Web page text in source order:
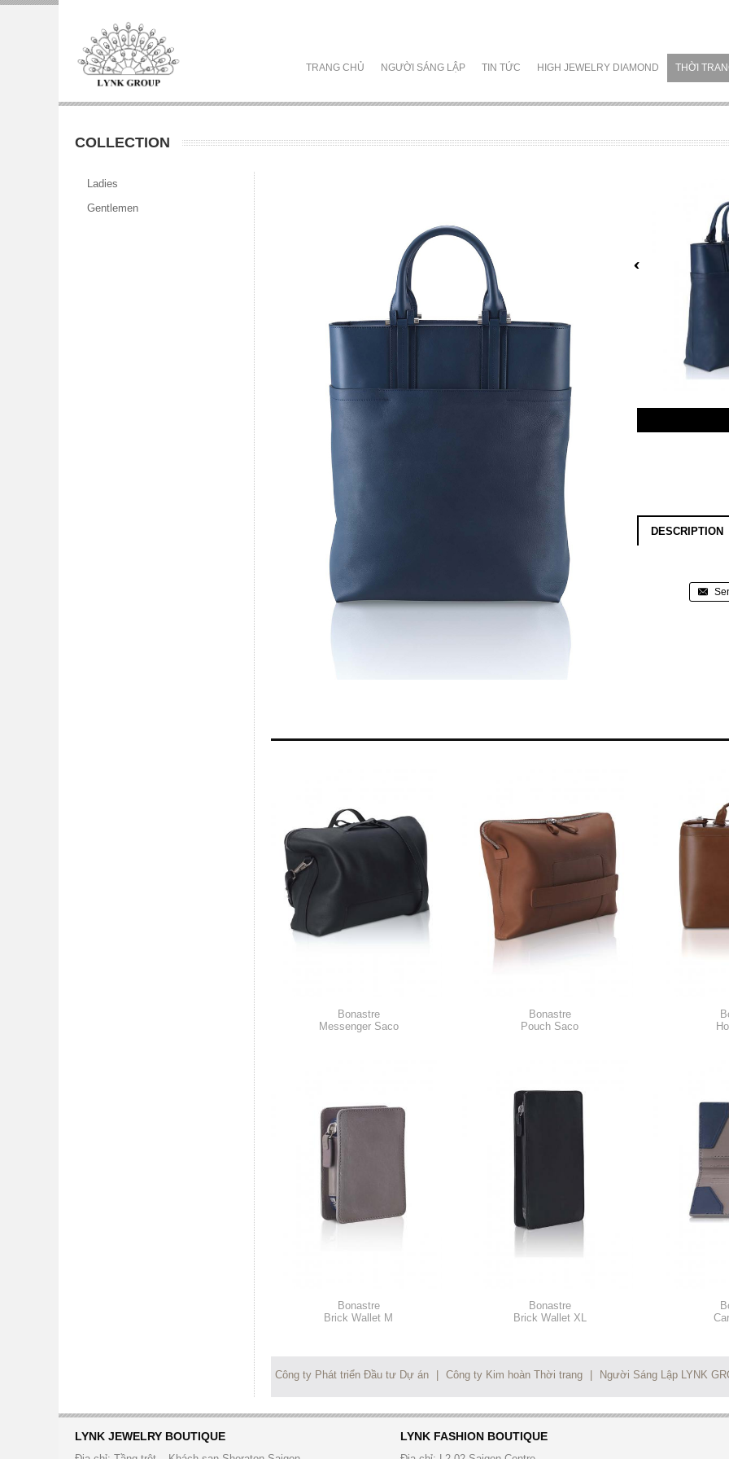
TRANG CHỦ NGƯỜI SÁNG LẬP TIN TỨC HIGH JEWELRY DIAMOND THỜI
COLLECTION
Ladies
Gentlemen
DESCRIPTION
Bonastre
Messenger Saco
Bonastre
Pouch Saco
Bonastre
Brick Wallet M
Bonastre
Brick Wallet XL
Công ty Phát triển Đầu tư Dự án Công ty Kim hoàn Thời trang Người Sáng Lập LYNK
LYNK JEWELRY BOUTIQUE LYNK FASHION BOUTIQUE